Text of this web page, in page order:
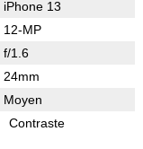
iPhone 13
12-MP
f/1.6
24mm
Moyen
Contraste